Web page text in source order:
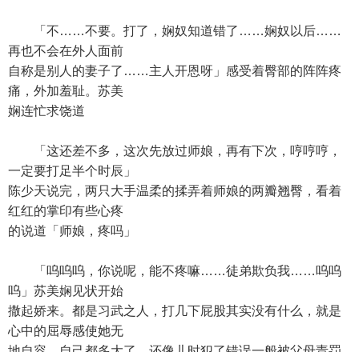
「不……不要。打了，娴奴知道错了……娴奴以后……
再也不会在外人面前
自称是别人的妻子了……主人开恩呀」感受着臀部的阵阵疼
痛，外加羞耻。苏美
娴连忙求饶道
「这还差不多，这次先放过师娘，再有下次，哼哼哼，
一定要打足半个时辰」
陈少天说完，两只大手温柔的揉弄着师娘的两瓣翘臀，看着
红红的掌印有些心疼
的说道「师娘，疼吗」
「呜呜呜，你说呢，能不疼嘛……徒弟欺负我……呜呜
呜」苏美娴见状开始
撒起娇来。都是习武之人，打几下屁股其实没有什么，就是
心中的屈辱感使她无